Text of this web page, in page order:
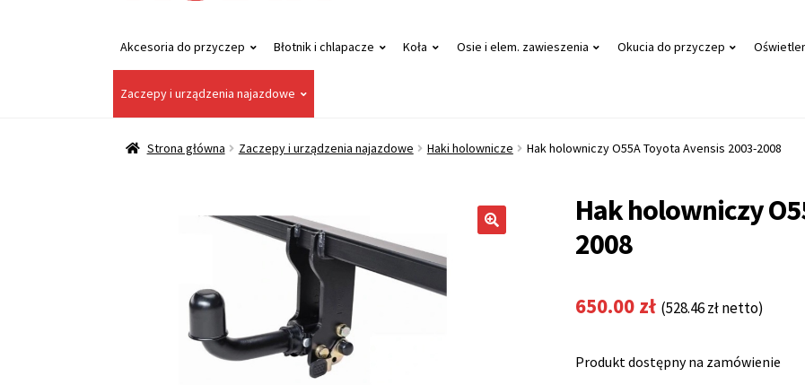
Akcesoria do przyczep Błotnik i chlapacze Koła Osie i elem. zawieszenia Okucia do przyczep
Zaczepy i urządzenia najazdowe
Strona główna Zaczepy i urządzenia najazdowe Haki holownicze Hak holowniczy O55A Toyota Avensis 2003-2008
Hak holowniczy
2008
650.00 zł (528.46złnetto)
Produkt dostępny na zamówienie